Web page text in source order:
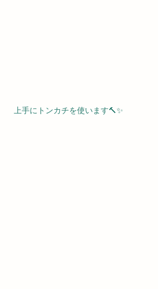
上手にトンカチを使います🔨✨